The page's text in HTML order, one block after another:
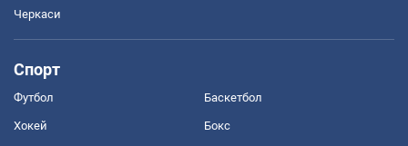
Черкаси
Спорт
Футбол Баскетбол
Хокей Бокс